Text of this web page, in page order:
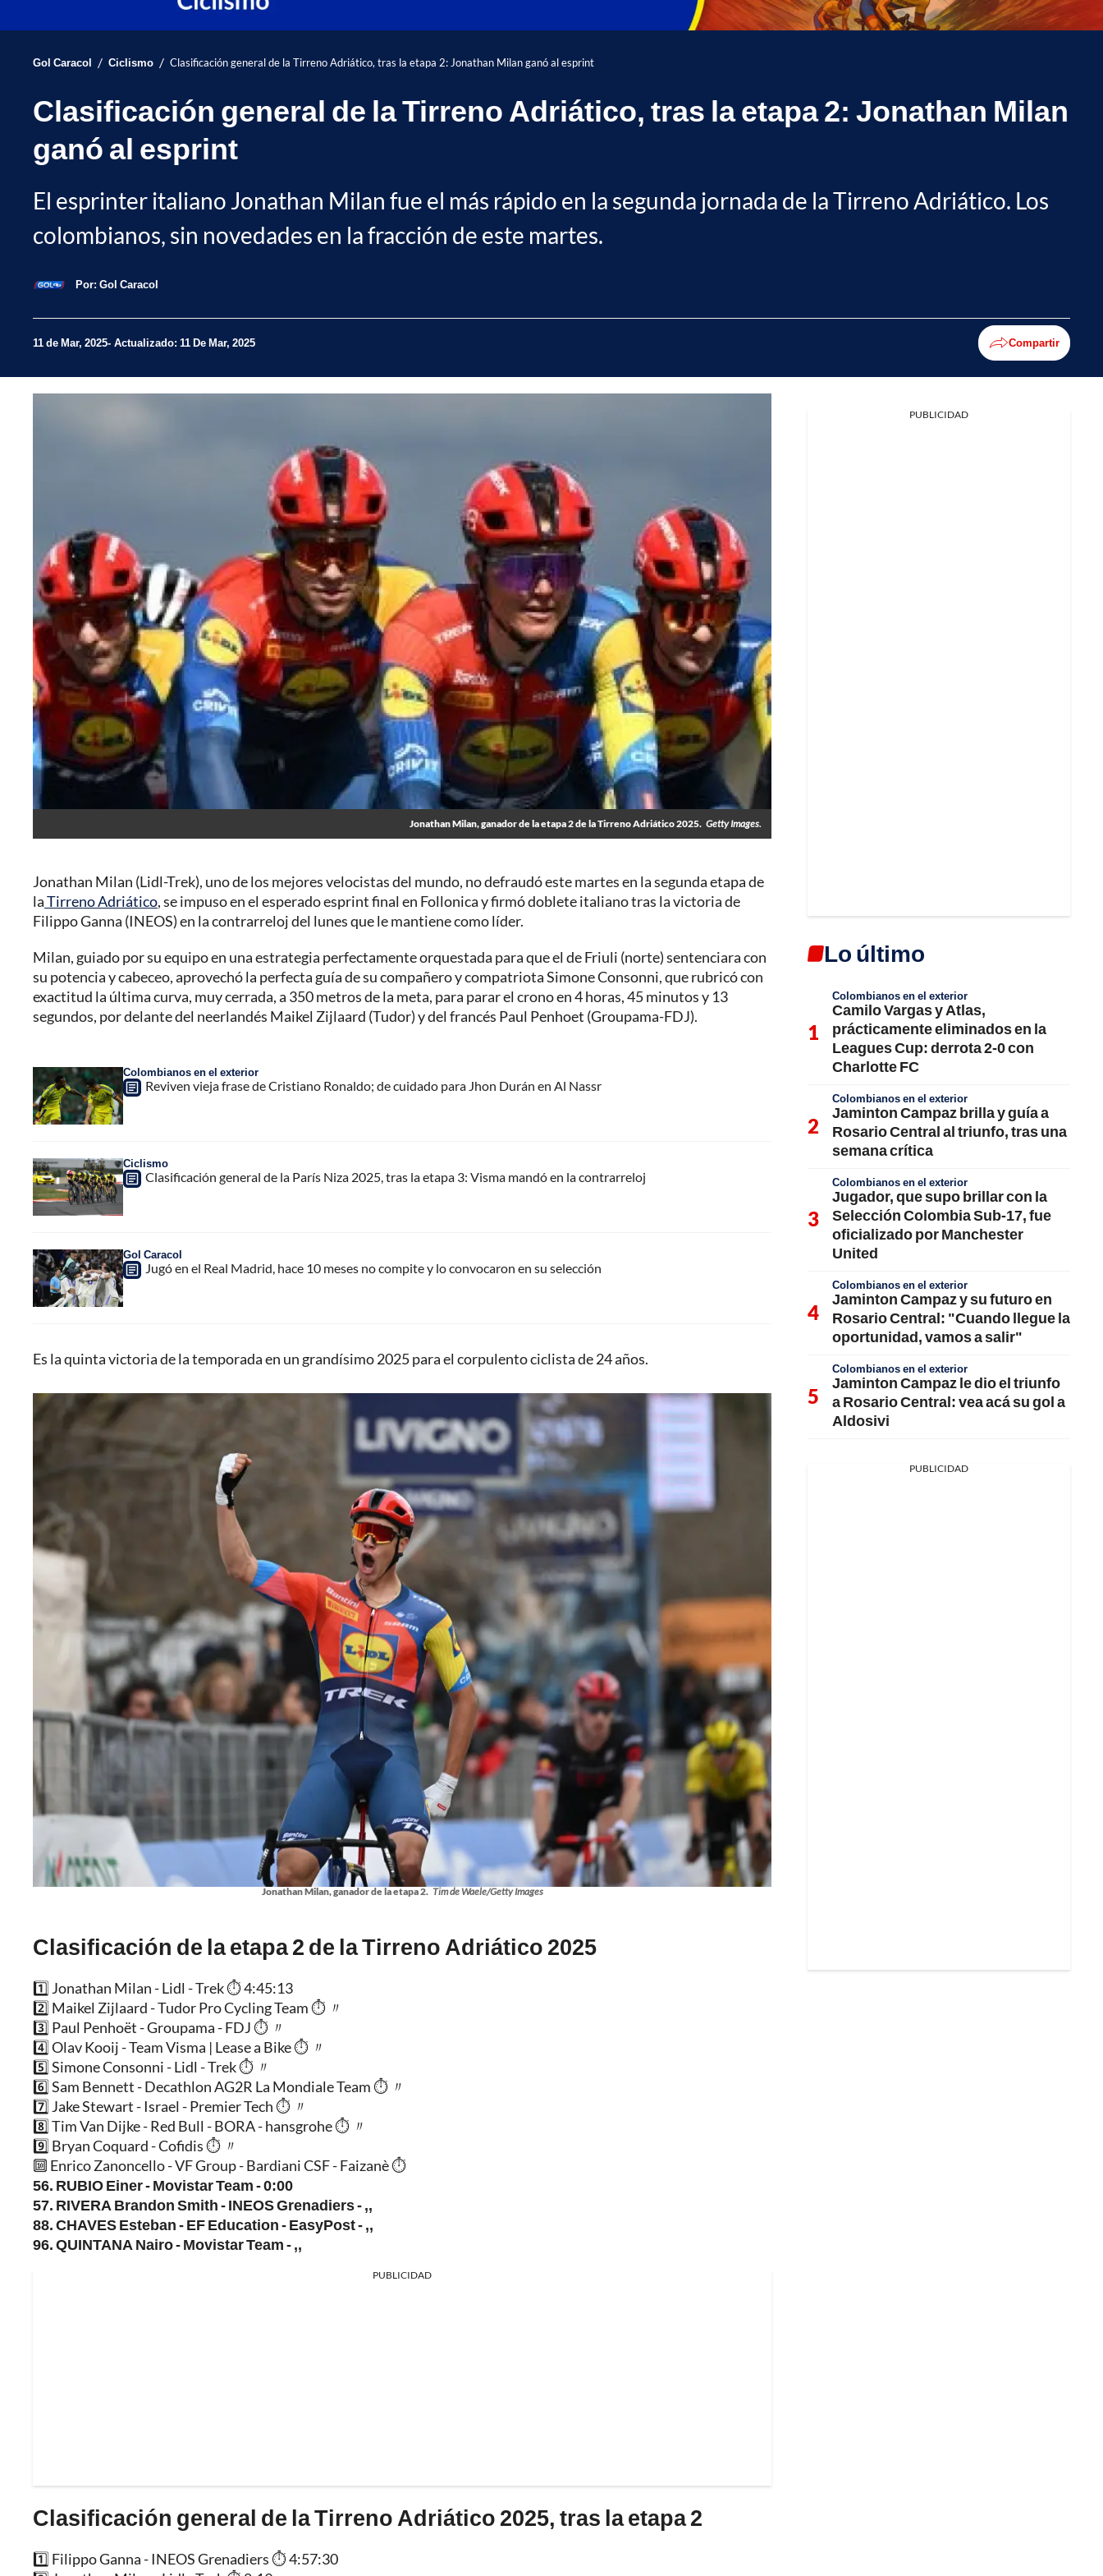
Gol Caracol / Ciclismo / Clasificación general de la Tirreno Adriático, tras la etapa 2: Jonathan Milan ganó al esprint
Clasificación general de la Tirreno Adriático, tras la etapa 2: Jonathan Milan
ganó al esprint
El esprinter italiano Jonathan Milan fue el más rápido en la segunda jornada de la Tirreno Adriático. Los
colombianos, sin novedades en la fracción de este martes.
Por: Gol Caracol
11 de Mar, 2025 Actualizado: 11 De Mar, 2025 Compartir
Jonathan Milan, ganador de la etapa 2 de la Tirreno Adriático 2025. Getty Images.
Jonathan Milan (Lidl-Trek), uno de los mejores velocistas del mundo, no defraudó este martes en la segunda etapa de
laTirreno Adriático, se impuso en el esperado esprint final en Follonica y firmó doblete italiano tras la victoria de
Filippo Ganna (INEOS) en la contrarreloj del lunes que le mantiene como líder.
Milan, guiado por su equipo en una estrategia perfectamente orquestada para que el de Friuli (norte) sentenciara con
su potencia y cabeceo, aprovechó la perfecta guía de su compañero y compatriota Simone Consonni, que rubricó con
exactitud la última curva, muy cerrada, a 350 metros de la meta, para parar el crono en 4 horas, 45 minutos y 13
segundos, por delante del neerlandés Maikel Zijlaard (Tudor) y del francés Paul Penhoet (Groupama-FDJ).
Colombianos en el exterior
Reviven vieja frase de Cristiano Ronaldo; de cuidado para Jhon Durán en Al Nassr
Ciclismo
Clasificación general de la París Niza 2025, tras la etapa 3: Visma mandó en la contrarreloj
Gol Caracol
Jugó en el Real Madrid, hace 10 meses no compite y lo convocaron en su selección
Es la quinta victoria de la temporada en un grandísimo 2025 para el corpulento ciclista de 24 años.
Jonathan Milan, ganador de la etapa 2. Tim de Waele/Getty Images
Clasificación de la etapa 2 de la Tirreno Adriático 2025
1️⃣ Jonathan Milan - Lidl - Trek ⏱️ 4:45:13
2️⃣ Maikel Zijlaard - Tudor Pro Cycling Team ⏱️ 〃
3️⃣ Paul Penhoët - Groupama - FDJ ⏱️ 〃
4️⃣ Olav Kooij - Team Visma | Lease a Bike ⏱️ 〃
5️⃣ Simone Consonni - Lidl - Trek ⏱️ 〃
6️⃣ Sam Bennett - Decathlon AG2R La Mondiale Team ⏱️ 〃
7️⃣ Jake Stewart - Israel - Premier Tech ⏱️ 〃
8️⃣ Tim Van Dijke - Red Bull - BORA - hansgrohe ⏱️ 〃
9️⃣ Bryan Coquard - Cofidis ⏱️ 〃
🔟 Enrico Zanoncello - VF Group - Bardiani CSF - Faizanè ⏱️
56. RUBIO Einer - Movistar Team - 0:00
57. RIVERA Brandon Smith - INEOS Grenadiers - ,,
88. CHAVES Esteban - EF Education - EasyPost - ,,
96. QUINTANA Nairo - Movistar Team - ,,
PUBLICIDAD
Clasificación general de la Tirreno Adriático 2025, tras la etapa 2
1️⃣ Filippo Ganna - INEOS Grenadiers ⏱️ 4:57:30
PUBLICIDAD
Lo último
Colombianos en el exterior
Camilo Vargas y Atlas,
prácticamente eliminados en la
Leagues Cup: derrota 2-0 con
Charlotte FC
Colombianos en el exterior
Jaminton Campaz brilla y guía a
Rosario Central al triunfo, tras una
semana crítica
Colombianos en el exterior
Jugador, que supo brillar con la
Selección Colombia Sub-17, fue
oficializado por Manchester
United
Colombianos en el exterior
Jaminton Campaz y su futuro en
Rosario Central: "Cuando llegue la
oportunidad, vamos a salir"
Colombianos en el exterior
Jaminton Campaz le dio el triunfo
a Rosario Central: vea acá su gol a
Aldosivi
PUBLICIDAD